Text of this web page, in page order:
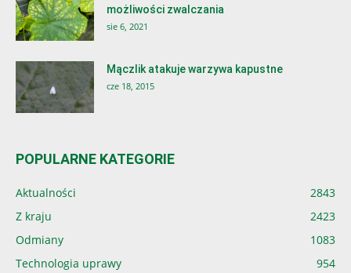
możliwości zwalczania
sie 6, 2021
Mączlik atakuje warzywa kapustne
cze 18, 2015
POPULARNE KATEGORIE
Aktualności
2843
Z kraju
2423
Odmiany
1083
Technologia uprawy
954